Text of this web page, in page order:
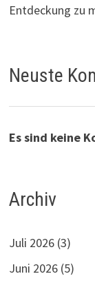
Entdeckung zu
Neuste
Es sind keine
Archiv
Juli 2026 (3)
Juni 2026 (5)